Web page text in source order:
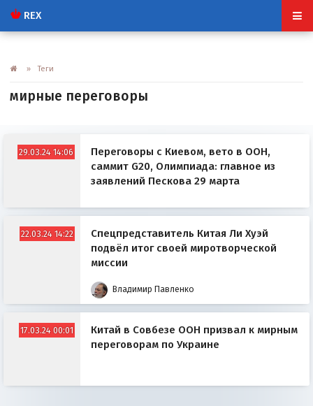
REX
» Теги
мирные переговоры
29.03.24 14:06
Переговоры с Киевом, вето в ООН,
саммит G20, Олимпиада: главное из
заявлений Пескова 29 марта
22.03.24 14:22
Спецпредставитель Китая Ли Хуэй
подвёл итог своей миротворческой
миссии
Владимир Павленко
17.03.24 00:01
Китай в Совбезе ООН призвал к мирным
переговорам по Украине